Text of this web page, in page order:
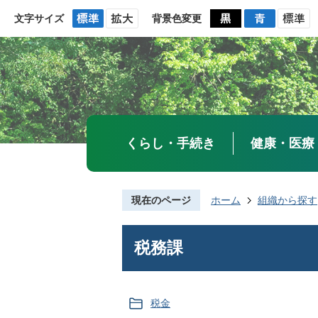
文字サイズ 背景色変更
くらし・手続き 健康・医療
現在のページ ホーム 組織から探す
税務課
税金